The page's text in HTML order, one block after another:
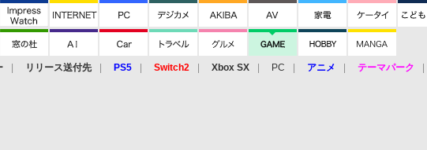
リリース送付先 PS5 Switch2 Xbox SX PC アニメ テーマパーク